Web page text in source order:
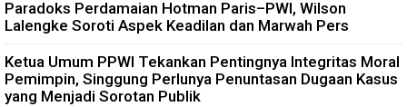
Paradoks Perdamaian Hotman Paris–PWI, Wilson
Lalengke Soroti Aspek Keadilan dan Marwah Pers
Ketua Umum PPWI Tekankan Pentingnya Integritas Moral
Pemimpin, Singgung Perlunya Penuntasan Dugaan Kasus
yang Menjadi Sorotan Publik